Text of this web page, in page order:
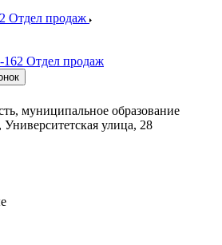
Отдел продаж
162 Отдел продаж
муниципальное образование
улица, 28